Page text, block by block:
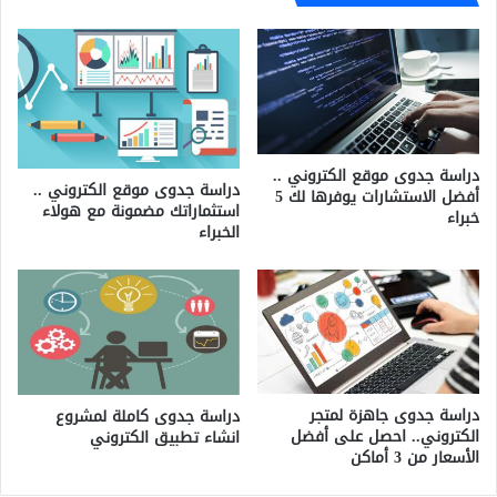
دراسة جدوى موقع الكتروني ..
أفضل الاستشارات يوفرها لك 5
خبراء
دراسة جدوى موقع الكتروني ..
استثماراتك مضمونة مع هولاء
الخبراء
دراسة جدوى جاهزة لمتجر
الكتروني.. احصل على أفضل
الأسعار من 3 أماكن
دراسة جدوى كاملة لمشروع
انشاء تطبيق الكتروني